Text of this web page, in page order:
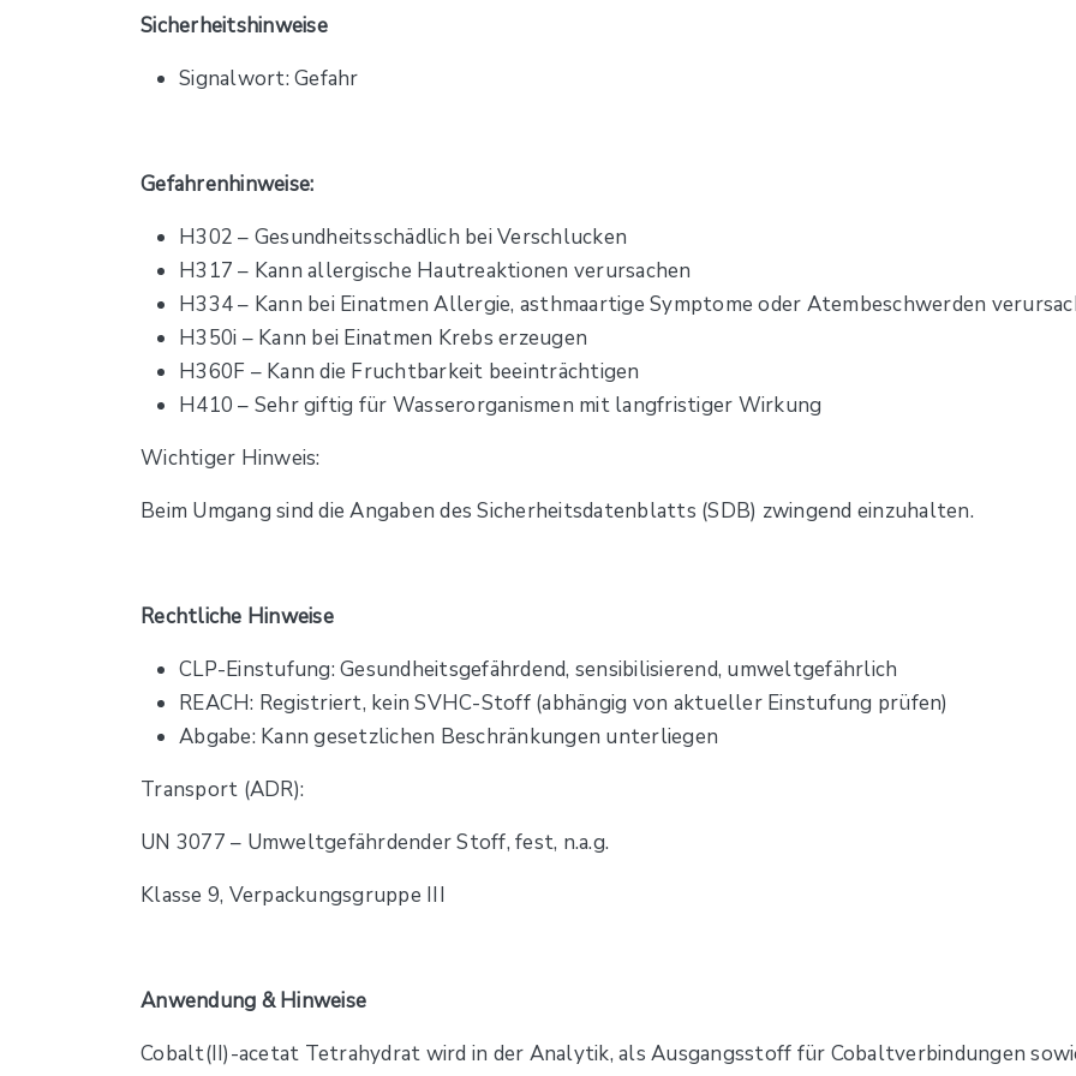
Sicherheitshinweise
Signalwort: Gefahr
Gefahrenhinweise:
H302 – Gesundheitsschädlich bei Verschlucken
H317 – Kann allergische Hautreaktionen verursachen
H334 – Kann bei Einatmen Allergie, asthmaartige Symptome oder Atembeschwerden
H350i – Kann bei Einatmen Krebs erzeugen
H360F – Kann die Fruchtbarkeit beeinträchtigen
H410 – Sehr giftig für Wasserorganismen mit langfristiger Wirkung
Wichtiger Hinweis:
Beim Umgang sind die Angaben des Sicherheitsdatenblatts (SDB) zwingend einzuhalten.
Rechtliche Hinweise
CLP-Einstufung: Gesundheitsgefährdend, sensibilisierend, umweltgefährlich
REACH: Registriert, kein SVHC-Stoff (abhängig von aktueller Einstufung prüfen)
Abgabe: Kann gesetzlichen Beschränkungen unterliegen
Transport (ADR):
UN 3077 – Umweltgefährdender Stoff, fest, n.a.g.
Klasse 9, Verpackungsgruppe III
Anwendung & Hinweise
Cobalt(II)-acetat Tetrahydrat wird in der Analytik, als Ausgangsstoff für Cobaltverbindungen